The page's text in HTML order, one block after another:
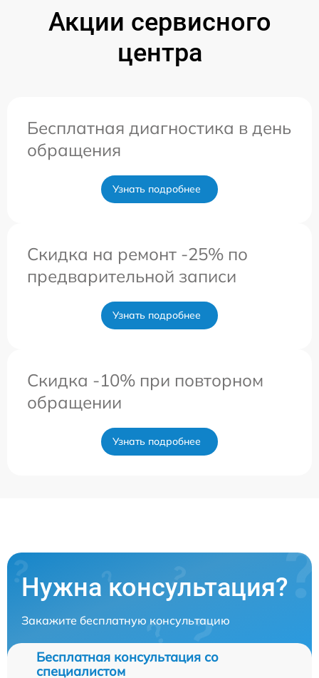
Акции сервисного
центра
Бесплатная диагностика в день
обращения
Узнать подробнее
Скидка на ремонт -25% по
предварительной записи
Узнать подробнее
Скидка -10% при повторном
обращении
Узнать подробнее
Нужна консультация?
Закажите бесплатную консультацию
Бесплатная консультация со
специалистом